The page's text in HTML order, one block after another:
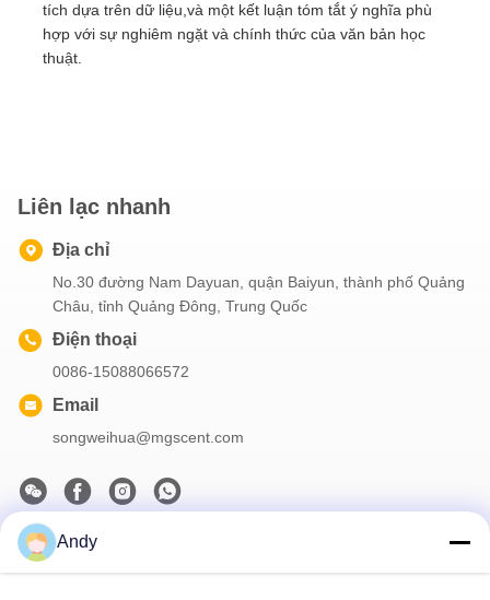
tích dựa trên dữ liệu,và một kết luận tóm tắt ý nghĩa phù
hợp với sự nghiêm ngặt và chính thức của văn bản học
thuật.
Liên lạc nhanh
Địa chỉ
No.30 đường Nam Dayuan, quận Baiyun, thành phố Quảng
Châu, tỉnh Quảng Đông, Trung Quốc
Điện thoại
0086-15088066572
Email
songweihua@mgscent.com
Thông tin của chúng tôi
Andy